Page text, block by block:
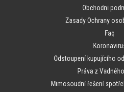
Obchodni
Zasady Ochrany
Faq
Odstoupení kupujícího
Práva z
Mimosoudní řešení